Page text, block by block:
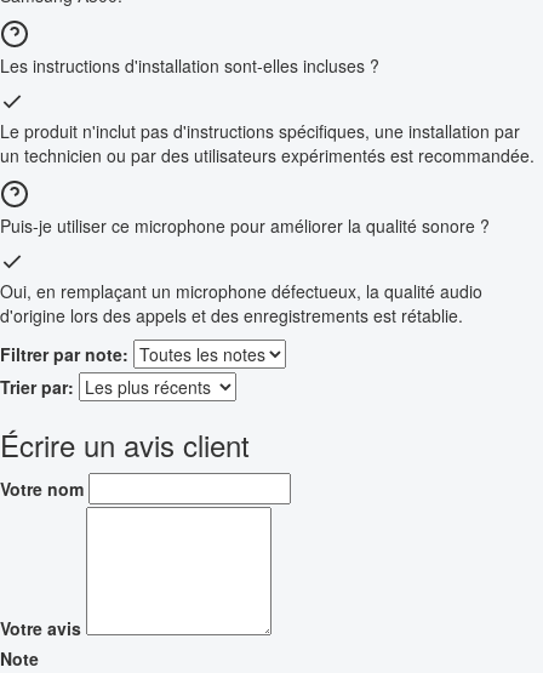
Les instructions d'installation sont-elles incluses ?
Le produit n'inclut pas d'instructions spécifiques, une installation par
un technicien ou par des utilisateurs expérimentés est recommandée.
Puis-je utiliser ce microphone pour améliorer la qualité sonore ?
Oui, en remplaçant un microphone défectueux, la qualité audio
d'origine lors des appels et des enregistrements est rétablie.
Filtrer par note:
Trier par:
Écrire un avis client
Votre nom
Votre avis
Note